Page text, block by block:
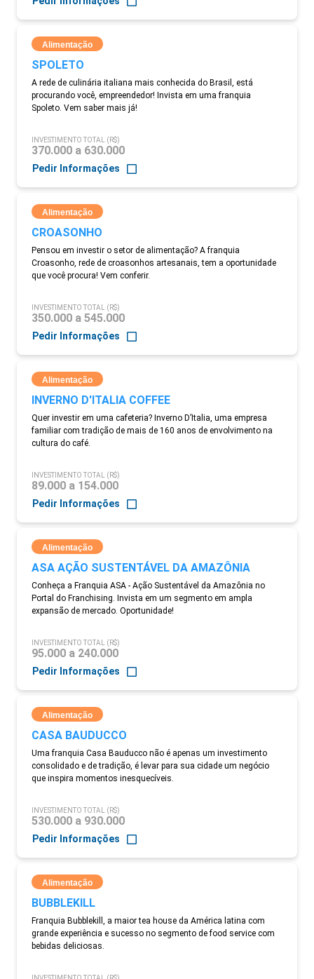
Alimentação
SPOLETO
A rede de culinária italiana mais conhecida do Brasil, está
procurando você, empreendedor! Invista em uma franquia
Spoleto. Vem saber mais já!
INVESTIMENTO TOTAL (R$)
370.000 a 630.000
Pedir Informações
Alimentação
CROASONHO
Pensou em investir o setor de alimentação? A franquia
Croasonho, rede de croasonhos artesanais, tem a oportunidade
que você procura! Vem conferir.
INVESTIMENTO TOTAL (R$)
350.000 a 545.000
Pedir Informações
Alimentação
INVERNO D'ITALIA COFFEE
Quer investir em uma cafeteria? Inverno D’Italia, uma empresa
familiar com tradição de mais de 160 anos de envolvimento na
cultura do café.
INVESTIMENTO TOTAL (R$)
89.000 a 154.000
Pedir Informações
Alimentação
ASA AÇÃO SUSTENTÁVEL DA AMAZÔNIA
Conheça a Franquia ASA - Ação Sustentável da Amazônia no
Portal do Franchising. Invista em um segmento em ampla
expansão de mercado. Oportunidade!
INVESTIMENTO TOTAL (R$)
95.000 a 240.000
Pedir Informações
Alimentação
CASA BAUDUCCO
Uma franquia Casa Bauducco não é apenas um investimento
consolidado e de tradição, é levar para sua cidade um negócio
que inspira momentos inesquecíveis.
INVESTIMENTO TOTAL (R$)
530.000 a 930.000
Pedir Informações
Alimentação
BUBBLEKILL
Franquia Bubblekill, a maior tea house da América latina com
grande experiência e sucesso no segmento de food service com
bebidas deliciosas.